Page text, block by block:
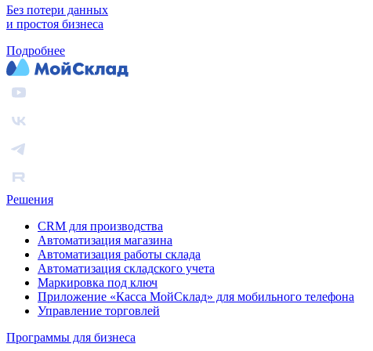
Без потери данных
и простоя бизнеса
Подробнее
Решения
CRM для производства
Автоматизация магазина
Автоматизация работы склада
Автоматизация складского учета
Маркировка под ключ
Приложение «Касса МойСклад» для мобильного телефона
Управление торговлей
Программы для бизнеса